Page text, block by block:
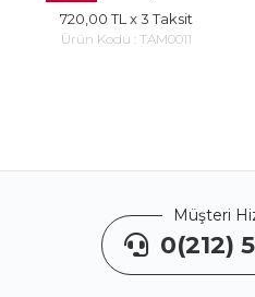
720,00 TL x 3 Taksit
Ürün Kodu : TAM0011
Müşteri
0(212)